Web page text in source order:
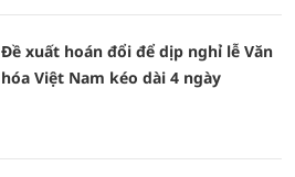
Đề xuất hoán đổi để dịp nghỉ lễ Văn
hóa Việt Nam kéo dài 4 ngày